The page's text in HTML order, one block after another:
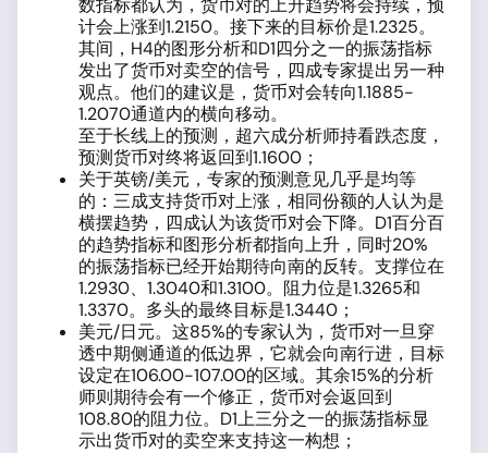
数指标都认为，货币对的上升趋势将会持续，预
计会上涨到1.2150。接下来的目标价是1.2325。
其间，H4的图形分析和D1四分之一的振荡指标
发出了货币对卖空的信号，四成专家提出另一种
观点。他们的建议是，货币对会转向1.1885-
1.2070通道内的横向移动。
至于长线上的预测，超六成分析师持看跌态度，
预测货币对终将返回到1.1600；
关于英镑/美元，专家的预测意见几乎是均等
的：三成支持货币对上涨，相同份额的人认为是
横摆趋势，四成认为该货币对会下降。D1百分百
的趋势指标和图形分析都指向上升，同时20%
的振荡指标已经开始期待向南的反转。支撑位在
1.2930、1.3040和1.3100。阻力位是1.3265和
1.3370。多头的最终目标是1.3440；
美元/日元。这85%的专家认为，货币对一旦穿
透中期侧通道的低边界，它就会向南行进，目标
设定在106.00-107.00的区域。其余15%的分析
师则期待会有一个修正，货币对会返回到
108.80的阻力位。D1上三分之一的振荡指标显
示出货币对的卖空来支持这一构想；